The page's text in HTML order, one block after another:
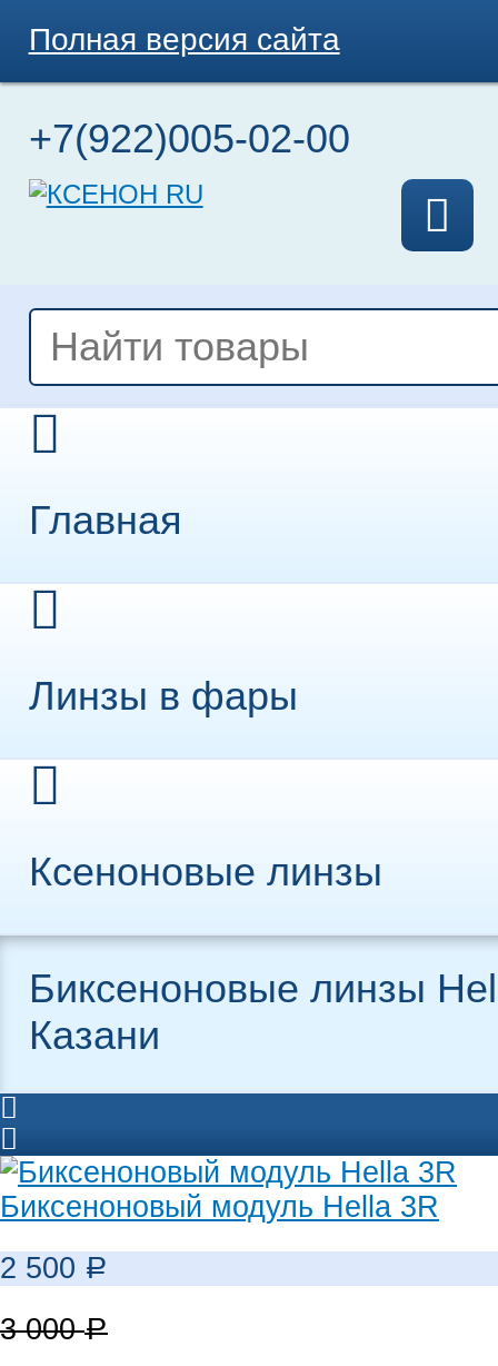
Полная версия сайта
+7(922)005-02-00
Главная
Линзы в фары
Ксеноновые линзы
Биксеноновые линзы
Казани
Биксеноновый модуль Hella 3R
2 500 Р
3 000Р